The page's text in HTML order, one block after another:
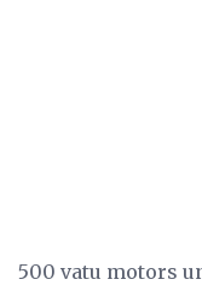
500 vatu motors